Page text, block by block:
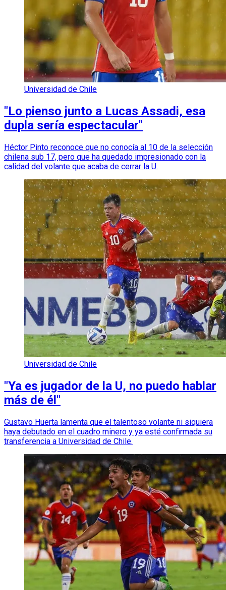
Universidad de Chile
"Lo pienso junto a Lucas Assadi, esa
dupla sería espectacular"
Héctor Pinto reconoce que no conocía al 10 de la selección
chilena sub 17, pero que ha quedado impresionado con la
calidad del volante que acaba de cerrar la U.
Universidad de Chile
"Ya es jugador de la U, no puedo hablar
más de él"
Gustavo Huerta lamenta que el talentoso volante ni siquiera
haya debutado en el cuadro minero y ya esté confirmada su
transferencia a Universidad de Chile.